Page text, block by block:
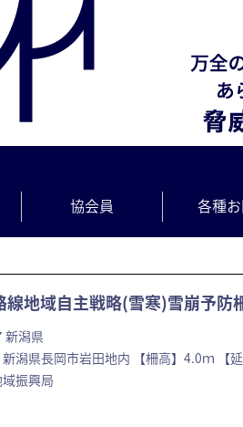
協会員 各種
線地域自主戦略(雪寒)雪崩予防
新潟県
潟県長岡市岩田地内 【柵高】4.0ｍ 【
振興局